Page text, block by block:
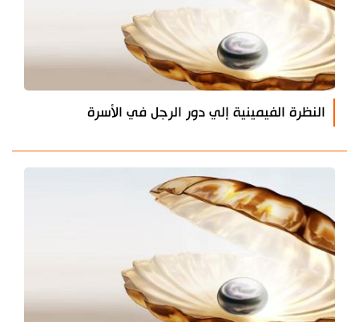
النظرة الفيمينية إلي دور الرجل في الأسرة